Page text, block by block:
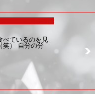
べているのを見
） 自分の分